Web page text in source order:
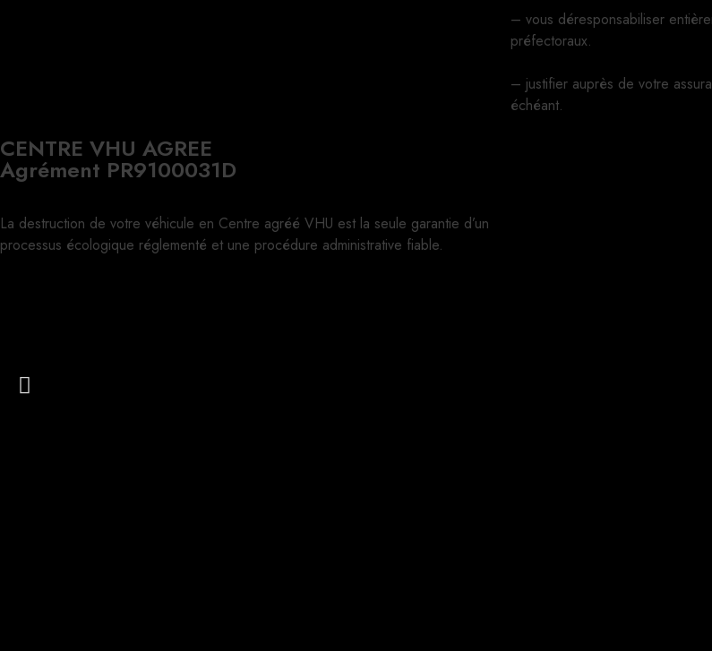
– vous déresponsabiliser
préfectoraux.
– justifier auprès de votre
échéant.
CENTRE VHU AGREE
Agrément PR9100031D
La destruction de votre véhicule en Centre agréé VHU est la seule garantie d’un
processus écologique réglementé et une procédure administrative fiable.